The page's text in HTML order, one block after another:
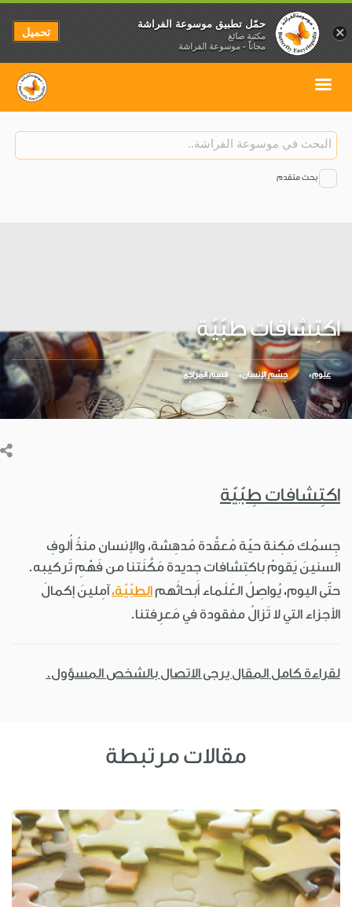
بحث متقدم
اكتِشافات طِبّيّة
علوم جِسْم الإنسان قِسم المَراجِع
اكتِشافات طِبّيّة
جِسمُك مَكِنة حيّة مُعقَّدة مُدهِشة، والإنسان منذُ أُلوفِ
السنينَ يَقومُ باكتِشافات جديدة مَكَّنَتنا من فَهْمِ تَركيبه.
حتّى اليوم، يُواصِلُ العُلَماء أَبحاثَهم الطبّيّة،آمِلينَ إكمالَ
الأجزاء التي لا تَزالُ مفقودة في مَعرِفتنا.
لقراءة كامل المقال يرجى الاتصال بالشخص المسؤول.
مقالات مرتبطة
×
حمّل تطبيق موسوعة الفراشة
مكتبة صائغ
مجاناً - موسوعة الفراشة
تحميل